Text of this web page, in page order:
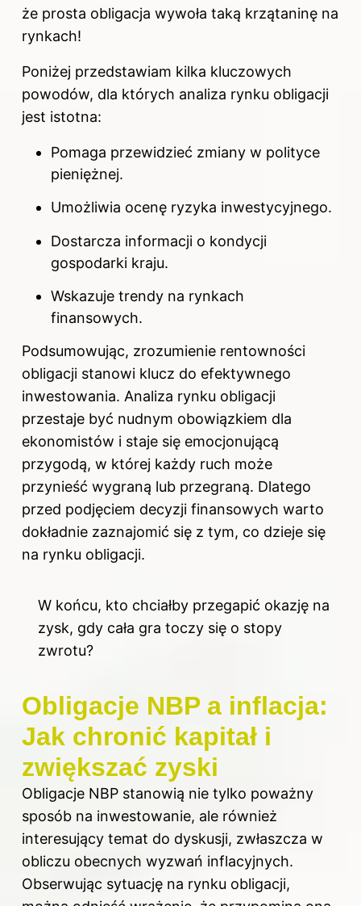
że prosta obligacja wywoła taką krzątaninę na
rynkach!
Poniżej przedstawiam kilka kluczowych
powodów, dla których analiza rynku obligacji
jest istotna:
Pomaga przewidzieć zmiany w polityce
pieniężnej.
Umożliwia ocenę ryzyka inwestycyjnego.
Dostarcza informacji o kondycji
gospodarki kraju.
Wskazuje trendy na rynkach
finansowych.
Podsumowując, zrozumienie rentowności
obligacji stanowi klucz do efektywnego
inwestowania. Analiza rynku obligacji
przestaje być nudnym obowiązkiem dla
ekonomistów i staje się emocjonującą
przygodą, w której każdy ruch może
przynieść wygraną lub przegraną. Dlatego
przed podjęciem decyzji finansowych warto
dokładnie zaznajomić się z tym, co dzieje się
na rynku obligacji.
W końcu, kto chciałby przegapić okazję na
zysk, gdy cała gra toczy się o stopy
zwrotu?
Obligacje NBP a inflacja:
Jak chronić kapitał i
zwiększać zyski
Obligacje NBP stanowią nie tylko poważny
sposób na inwestowanie, ale również
interesujący temat do dyskusji, zwłaszcza w
obliczu obecnych wyzwań inflacyjnych.
Obserwując sytuację na rynku obligacji,